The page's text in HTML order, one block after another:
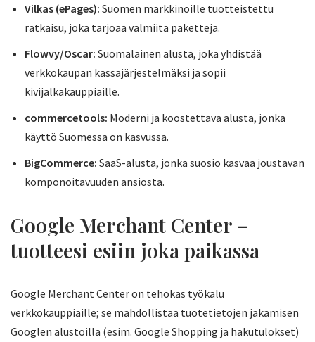
Vilkas (ePages): Suomen markkinoille tuotteistettu
ratkaisu, joka tarjoaa valmiita paketteja.
Flowvy/Oscar: Suomalainen alusta, joka yhdistää
verkkokaupan kassajärjestelmäksi ja sopii
kivijalkakauppiaille.
commercetools: Moderni ja koostettava alusta, jonka
käyttö Suomessa on kasvussa.
BigCommerce: SaaS-alusta, jonka suosio kasvaa joustavan
komponoitavuuden ansiosta.
Google Merchant Center –
tuotteesi esiin joka paikassa
Google Merchant Center on tehokas työkalu
verkkokauppiaille; se mahdollistaa tuotetietojen jakamisen
Googlen alustoilla (esim. Google Shopping ja hakutulokset)